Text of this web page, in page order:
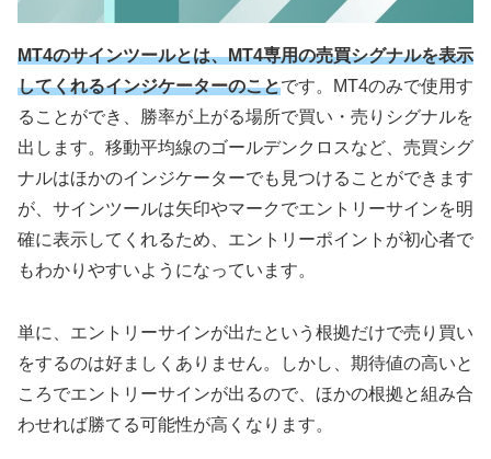
MT4のサインツールとは、MT4専用の売買シグナルを表示
してくれるインジケーターのことです。 MT4のみで使用す
ることができ、勝率が上がる場所で買い・売りシグナルを
出します。移動平均線のゴールデンクロスなど、売買シグ
ナルはほかのインジケーターでも見つけることができます
が、サインツールは矢印やマークでエントリーサインを明
確に表示してくれるため、エントリーポイントが初心者で
もわかりやすいようになっています。
単に、エントリーサインが出たという根拠だけで売り買い
をするのは好ましくありません。しかし、期待値の高いと
ころでエントリーサインが出るので、ほかの根拠と組み合
わせれば勝てる可能性が高くなります。